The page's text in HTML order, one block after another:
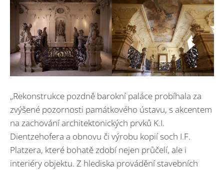
„Rekonstrukce pozdně barokní paláce probíhala za
zvýšené pozornosti památkového ústavu, s akcentem
na zachování architektonických prvků K.I.
Dientzehofera a obnovu či výrobu kopií soch I.F.
Platzera, které bohatě zdobí nejen průčelí, ale i
interiéry objektu. Z hlediska provádění stavebních